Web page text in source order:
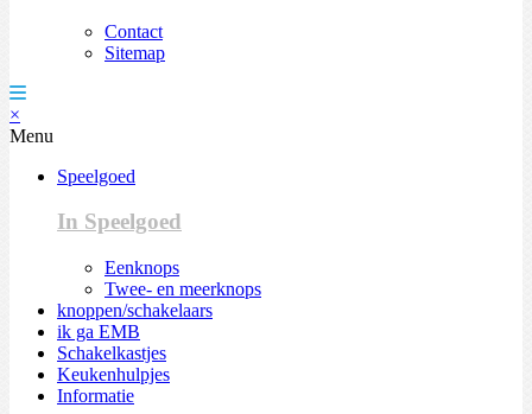
Contact
Sitemap
×
Menu
Speelgoed
In Speelgoed
Eenknops
Twee- en meerknops
knoppen/schakelaars
ik ga EMB
Schakelkastjes
Keukenhulpjes
Informatie